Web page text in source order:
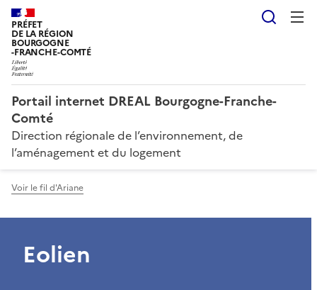
PRÉFET
DE LA RÉGION
BOURGOGNE
-FRANCHE-COMTÉ
Portail internet DREAL Bourgogne-Franche-
Comté
Direction régionale de l’environnement, de
l’aménagement et du logement
Voir le fil d'Ariane
Eolien